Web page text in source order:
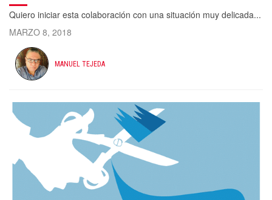
Quiero iniciar esta colaboración con una situación muy delicada...
MARZO 8, 2018
MANUEL TEJEDA